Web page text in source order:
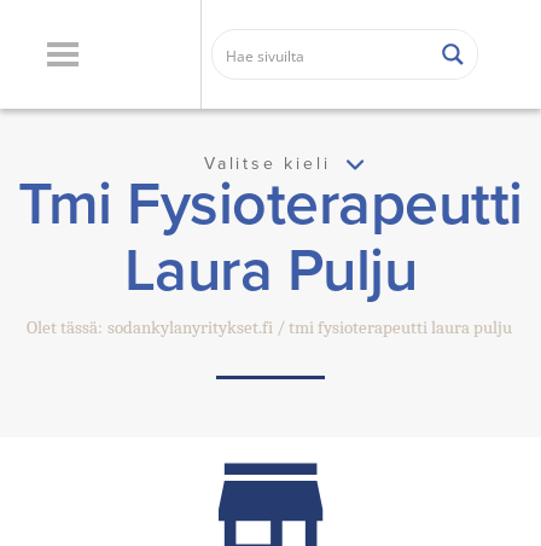
Valitse kieli
Tmi Fysioterapeutti
Laura Pulju
Olet tässä: sodankylanyritykset.fi tmi fysioterapeutti laura pulju